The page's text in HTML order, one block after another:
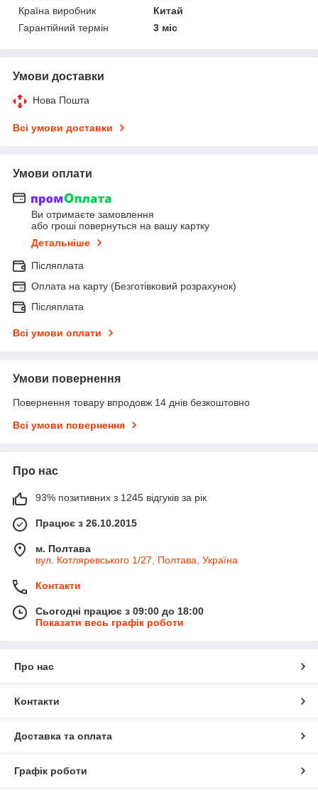
Країна виробник
Китай
Гарантійний термін
3 міс
Умови доставки
Нова Пошта
Всі умови доставки
Умови оплати
Ви отримаєте замовлення
або гроші повернуться на вашу картку
Детальніше
Післяплата
Оплата на карту (Безготівковий розрахунок)
Післяплата
Всі умови оплати
Умови повернення
Повернення товару впродовж 14 днів безкоштовно
Всі умови повернення
Про нас
93% позитивних з 1245 відгуків за рік
Працює з 26.10.2015
м. Полтава
вул. Котляревського 1/27, Полтава, Україна
Контакти
Сьогодні працює з 09:00 до 18:00
Показати весь графік роботи
Про нас
Контакти
Доставка та оплата
Графік роботи